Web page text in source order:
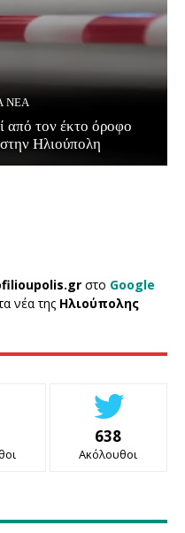
ΝΈΑ
από τον έκτο όροφο
Ηλιούπολη
στο Google
νέα της Ηλιούπολης
638
Ακόλουθοι